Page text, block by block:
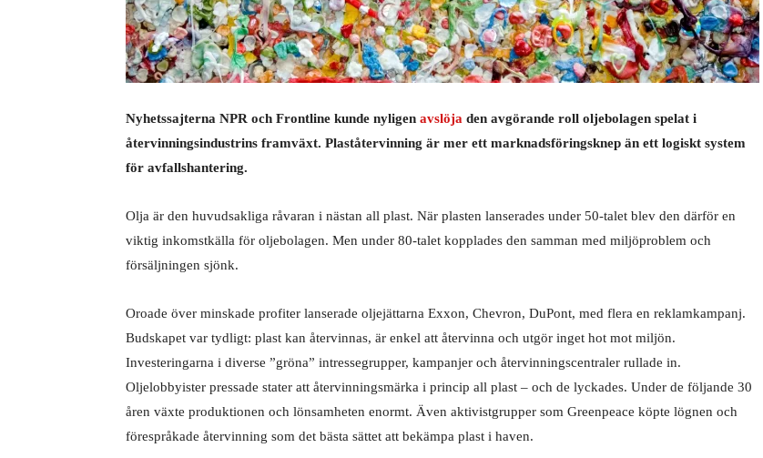
Nyhetssajterna NPR och Frontline kunde nyligen avslöja den avgörande roll oljebolagen spelat i
återvinningsindustrins framväxt. Plaståtervinning är mer ett marknadsföringsknep än ett logiskt system
för avfallshantering.
Olja är den huvudsakliga råvaran i nästan all plast. När plasten lanserades under 50-talet blev den därför en
viktig inkomstkälla för oljebolagen. Men under 80-talet kopplades den samman med miljöproblem och
försäljningen sjönk.
Oroade över minskade profiter lanserade oljejättarna Exxon, Chevron, DuPont, med flera en reklamkampanj.
Budskapet var tydligt: plast kan återvinnas, är enkel att återvinna och utgör inget hot mot miljön.
Investeringarna i diverse ”gröna” intressegrupper, kampanjer och återvinningscentraler rullade in.
Oljelobbyister pressade stater att återvinningsmärka i princip all plast – och de lyckades. Under de följande 30
åren växte produktionen och lönsamheten enormt. Även aktivistgrupper som Greenpeace köpte lögnen och
förespråkade återvinning som det bästa sättet att bekämpa plast i haven.